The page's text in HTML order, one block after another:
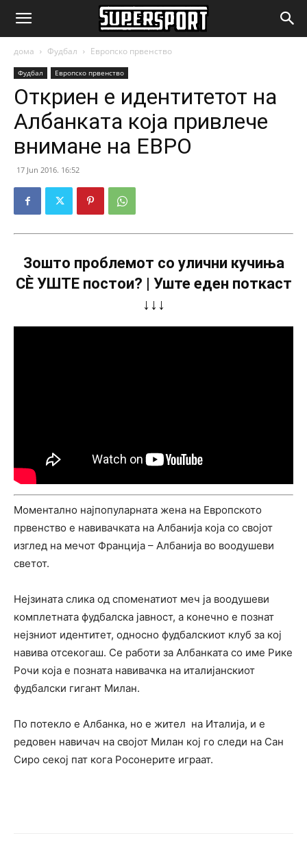
SuperSport.mk
дома Фудбал Европско првенство
Фудбал Европско првенство
Откриен е идентитетот на
Албанката која привлече
внимане на ЕВРО
17 Jun 2016. 16:52
Зошто проблемот со улични кучиња
СÈ УШТЕ постои? | Уште еден поткаст
↓↓↓
Моментално најпопуларната жена на Европското
првенство е навивачката на Албанија која со својот
изглед на мечот Франција – Албанија во воодушеви
светот.
Нејзината слика од споменатиот меч ја воодушеви
комплетната фудбалска јавност, а конечно е познат
нејзниот идентитет, односно фудбалскиот клуб за кој
навива отсекогаш. Се работи за Албанката со име Рике
Рочи која е позната навивачка на италијанскиот
фудбалски гигант Милан.
По потекло е Албанка, но е жител на Италија, и е
редовен навичач на својот Милан кој го следи на Сан
Сиро секој пат кога Росонерите играат.